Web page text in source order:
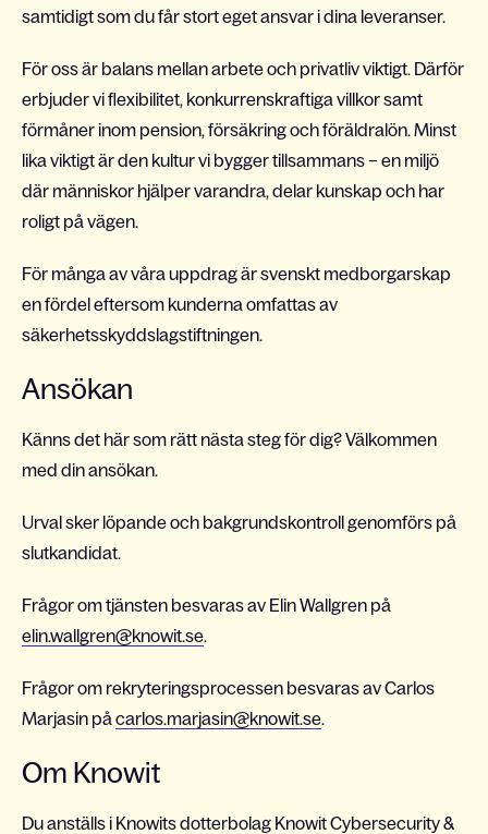
samtidigt som du får stort eget ansvar i dina leveranser.
För oss är balans mellan arbete och privatliv viktigt. Därför
erbjuder vi flexibilitet, konkurrenskraftiga villkor samt
förmåner inom pension, försäkring och föräldralön. Minst
lika viktigt är den kultur vi bygger tillsammans – en miljö
där människor hjälper varandra, delar kunskap och har
roligt på vägen.
För många av våra uppdrag är svenskt medborgarskap
en fördel eftersom kunderna omfattas av
säkerhetsskyddslagstiftningen.
Ansökan
Känns det här som rätt nästa steg för dig? Välkommen
med din ansökan.
Urval sker löpande och bakgrundskontroll genomförs på
slutkandidat.
Frågor om tjänsten besvaras av Elin Wallgren på
elin.wallgren@knowit.se.
Frågor om rekryteringsprocessen besvaras av Carlos
Marjasin på carlos.marjasin@knowit.se.
Om Knowit
Du anställs i Knowits dotterbolag Knowit Cybersecurity &